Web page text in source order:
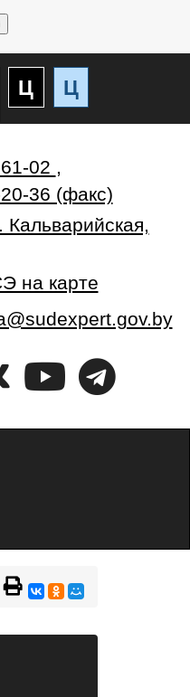
Ц Ц
02 ,
36 (факс)
Кальварийская,
на карте